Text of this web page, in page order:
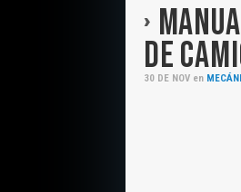
DE
30 DE NOV en